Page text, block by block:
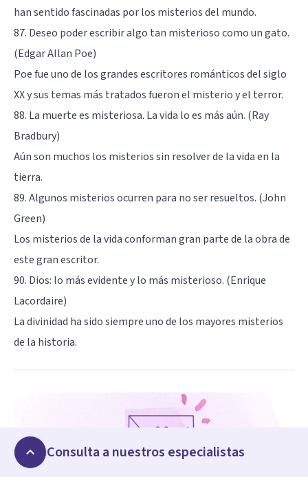
han sentido fascinadas por los misterios del mundo.
87. Deseo poder escribir algo tan misterioso como un gato.
(Edgar Allan Poe)
Poe fue uno de los grandes escritores románticos del siglo
XX y sus temas más tratados fueron el misterio y el terror.
88. La muerte es misteriosa. La vida lo es más aún. (Ray
Bradbury)
Aún son muchos los misterios sin resolver de la vida en la
tierra.
89. Algunos misterios ocurren para no ser resueltos. (John
Green)
Los misterios de la vida conforman gran parte de la obra de
este gran escritor.
90. Dios: lo más evidente y lo más misterioso. (Enrique
Lacordaire)
La divinidad ha sido siempre uno de los mayores misterios
de la historia.
Consulta a nuestros especialistas